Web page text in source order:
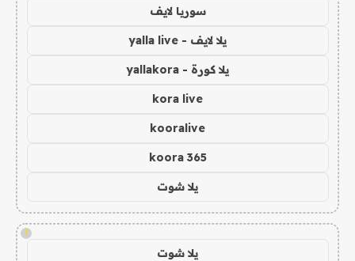
سوريا لايف
يلا لايف - yalla live
يلا كورة - yallakora
kora live
kooralive
koora 365
يلا شوت
!
يلا شوت